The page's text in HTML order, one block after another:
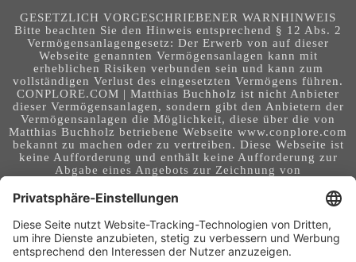
GESETZLICH VORGESCHRIEBENER WARNHINWEIS
Bitte beachten Sie den Hinweis entsprechend § 12 Abs. 2
Vermögensanlagengesetz: Der Erwerb von auf dieser
Webseite genannten Vermögensanlagen kann mit
erheblichen Risiken verbunden sein und kann zum
vollständigen Verlust des eingesetzten Vermögens führen.
CONPLORE.COM | Matthias Buchholz ist nicht Anbieter
dieser Vermögensanlagen, sondern gibt den Anbietern der
Vermögensanlagen die Möglichkeit, diese über die von
Matthias Buchholz betriebene Webseite www.conplore.com
bekannt zu machen oder zu vertreiben. Diese Webseite ist
keine Aufforderung und enthält keine Aufforderung zur
Abgabe eines Angebots zur Zeichnung von
über Vermögensanlagen. Die Webseite richtet sich an ein
internationales Publikum. Sie stellt keine Beratung,
Anlageberatung, Rechtsberatung, Steuerberatung,
Kaufaufforderung oder sonstige Empfehlung dar - es
handelt sich um Werbung. Ob die in auf dieser Webseite
genannten Informationen, Anlagemöglichkeiten,